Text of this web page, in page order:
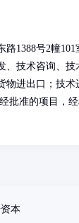
1388号2幢
技术咨询、
进出口；技术
批准的项目，
本